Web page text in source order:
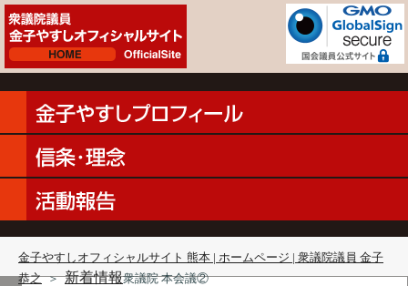
金子やすしオフィシャルサイト 熊本 | ホームページ | 衆議院議員 金子
恭之 ＞ 新着情報衆議院 本会議②